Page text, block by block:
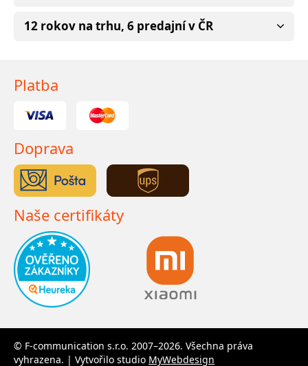
12 rokov na trhu, 6 predajní v ČR
Platba
Doprava
Naše certifikáty
© F-communication s.r.o. 2007–2026. Všechna práva
vyhrazena. | Vytvořilo studio MyWebdesign